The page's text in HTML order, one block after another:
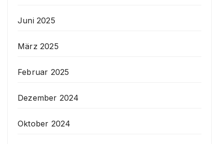
Juni 2025
März 2025
Februar 2025
Dezember 2024
Oktober 2024